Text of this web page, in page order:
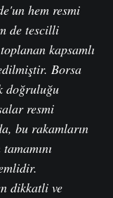
hem resmi
de tescilli
kapsamlı
Borsa
doğruluğu
resmi
bu rakamların
dikkatli ve